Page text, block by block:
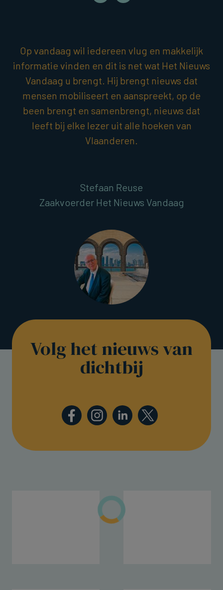
Op vandaag wil iedereen vlug en makkelijk
informatie vinden en dit is net wat Het Nieuws
Vandaag u brengt. Hij brengt nieuws dat
mensen mobiliseert en aanspreekt, op de
been brengt en samenbrengt, nieuws dat
leeft bij elke lezer uit alle hoeken van
Vlaanderen.
Stefaan Reuse
Zaakvoerder Het Nieuws Vandaag
Volg het nieuws van
dichtbij